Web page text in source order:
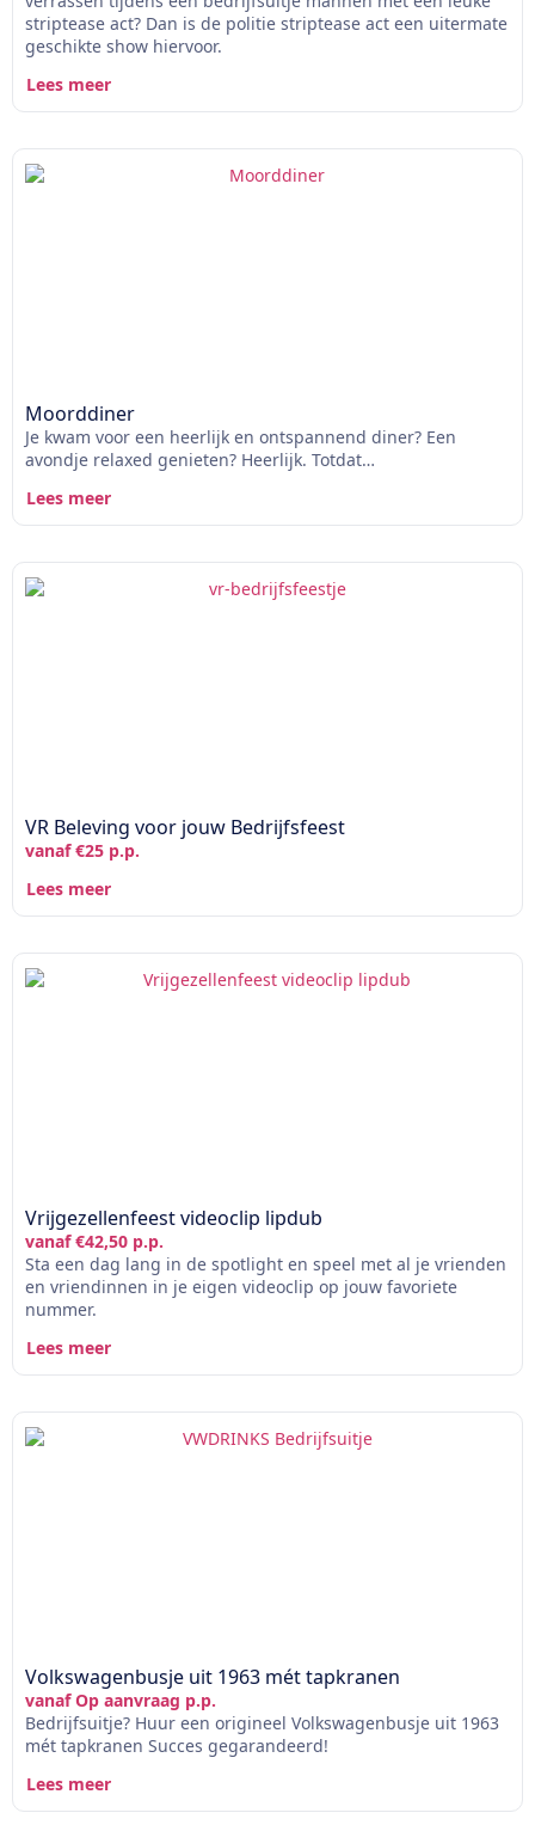
striptease act? Dan is de politie striptease act een uitermate
geschikte show hiervoor.
Lees meer
Moorddiner
Je kwam voor een heerlijk en ontspannend diner? Een
avondje relaxed genieten? Heerlijk. Totdat…
Lees meer
VR Beleving voor jouw Bedrijfsfeest
vanaf €25 p.p.
Lees meer
Vrijgezellenfeest videoclip lipdub
vanaf €42,50 p.p.
Sta een dag lang in de spotlight en speel met al je vrienden
en vriendinnen in je eigen videoclip op jouw favoriete
nummer.
Lees meer
Volkswagenbusje uit 1963 mét tapkranen
vanaf Op aanvraag p.p.
Bedrijfsuitje? Huur een origineel Volkswagenbusje uit 1963
mét tapkranen Succes gegarandeerd!
Lees meer